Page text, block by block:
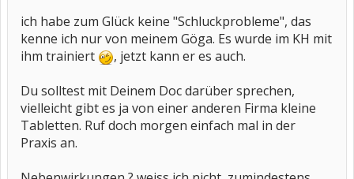
ich habe zum Glück keine "Schluckprobleme", das
kenne ich nur von meinem Göga. Es wurde im KH mit
ihm trainiert
, jetzt kann er es auch.
Du solltest mit Deinem Doc darüber sprechen,
vielleicht gibt es ja von einer anderen Firma kleine
Tabletten. Ruf doch morgen einfach mal in der
Praxis an.